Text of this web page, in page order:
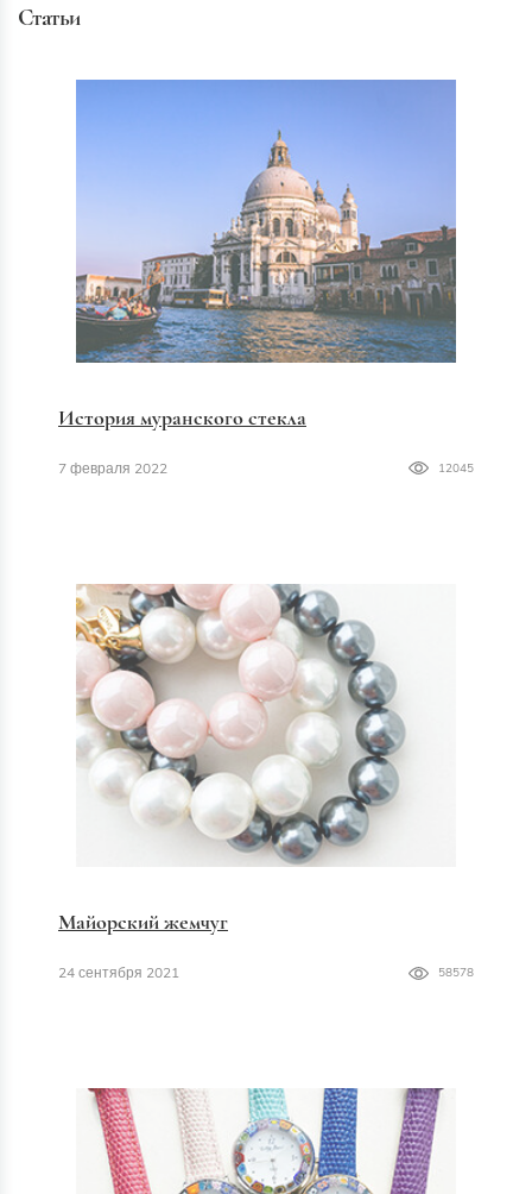
Статьи
История муранского стекла
7 февраля 2022 12045
Майорский жемчуг
24 сентября 2021 58578